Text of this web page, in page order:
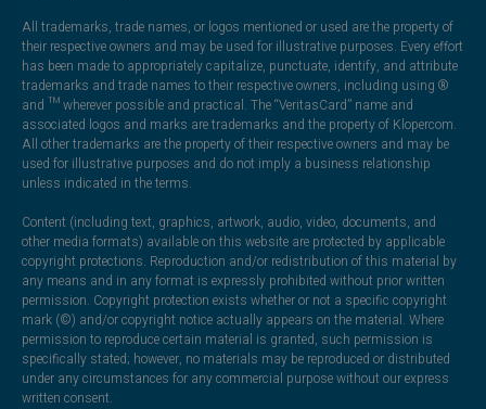
All trademarks, trade names, or logos mentioned or used are the property of
their respective owners and may be used for illustrative purposes. Every effort
has been made to appropriately capitalize, punctuate, identify, and attribute
trademarks and trade names to their respective owners, including using ®
and ™ wherever possible and practical. The “VeritasCard” name and
associated logos and marks are trademarks and the property of Klopercom.
All other trademarks are the property of their respective owners and may be
used for illustrative purposes and do not imply a business relationship
unless indicated in the terms.
Content (including text, graphics, artwork, audio, video, documents, and
other media formats) available on this website are protected by applicable
copyright protections. Reproduction and/or redistribution of this material by
any means and in any format is expressly prohibited without prior written
permission. Copyright protection exists whether or not a specific copyright
mark (©) and/or copyright notice actually appears on the material. Where
permission to reproduce certain material is granted, such permission is
specifically stated; however, no materials may be reproduced or distributed
under any circumstances for any commercial purpose without our express
written consent.